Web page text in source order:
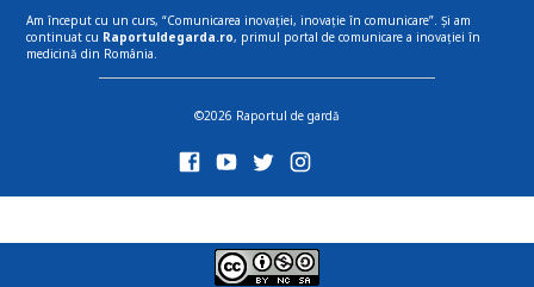
Am început cu un curs, “Comunicarea inovației, inovație în comunicare”. Și am
continuat cu Raportuldegarda.ro, primul portal de comunicare a inovației în
medicină din România.
©2026 Raportul de gardă